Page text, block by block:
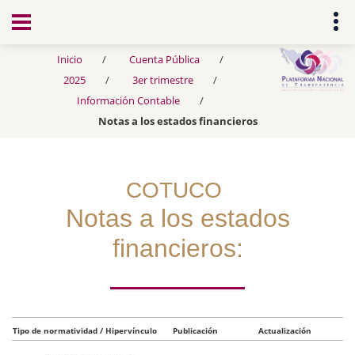
Transparencia
Inicio
Cuenta Pública
2025
3er trimestre
Información Contable
Notas a los estados financieros
COTUCO
Notas a los estados
financieros:
Tipo de normatividad / Hipervínculo Publicación Actualización